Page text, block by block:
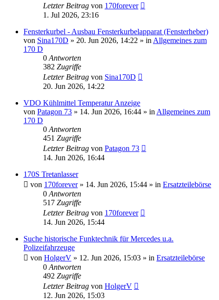
Letzter Beitrag von 170forever
1. Jul 2026, 23:16
Fensterkurbel - Ausbau Fensterkurbelapparat (Fensterheber)
von Sina170D » 20. Jun 2026, 14:22 » in Allgemeines zum
170 D
0 Antworten
382 Zugriffe
Letzter Beitrag von Sina170D
20. Jun 2026, 14:22
VDO Kühlmittel Temperatur Anzeige
von Patagon 73 » 14. Jun 2026, 16:44 » in Allgemeines zum
170 D
0 Antworten
451 Zugriffe
Letzter Beitrag von Patagon 73
14. Jun 2026, 16:44
170S Tretanlasser
von 170forever» 14. Jun 2026, 15:44 » in Ersatzteilebörse
0 Antworten
517 Zugriffe
Letzter Beitrag von 170forever
14. Jun 2026, 15:44
Suche historische Funktechnik für Mercedes u.a.
Polizeifahrzeuge
von HolgerV » 12. Jun 2026, 15:03 » in Ersatzteilebörse
0 Antworten
492 Zugriffe
Letzter Beitrag von HolgerV
12. Jun 2026, 15:03